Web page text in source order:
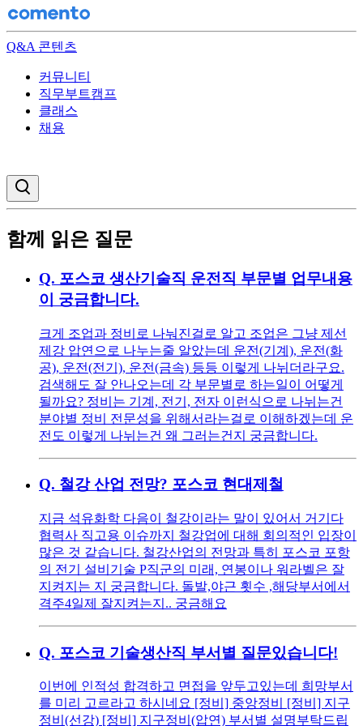
Q&A 콘텐츠
커뮤니티
직무부트캠프
클래스
채용
함께 읽은 질문
Q. 포스코 생산기술직 운전직 부문별 업무내용
이 궁금합니다.
크게 조업과 정비로 나눠진걸로 알고 조업은 그냥 제선
제강 압연으로 나누는줄 알았는데 운전(기계), 운전(화
공), 운전(전기), 운전(금속) 등등 이렇게 나뉘더라구요.
검색해도 잘 안나오는데 각 부문별로 하는일이 어떻게
될까요? 정비는 기계, 전기, 전자 이런식으로 나뉘는건
분야별 정비 전문성을 위해서라는걸로 이해하겠는데 운
전도 이렇게 나뉘는건 왜 그러는건지 궁금합니다.
Q. 철강 산업 전망? 포스코 현대제철
지금 석유화학 다음이 철강이라는 말이 있어서 거기다
협력사 직고용 이슈까지 철강업에 대해 회의적인 입장이
많은 것 같습니다. 철강산업의 전망과 특히 포스코 포항
의 전기 설비기술 P직군의 미래, 연봉이나 워라벨은 잘
지켜지는 지 궁금합니다. 돌발,야근 횟수 ,해당부서에서
격주4일제 잘지켜는지.. 궁금해요
Q. 포스코 기술생산직 부서별 질문있습니다!
이번에 인적성 합격하고 면접을 앞두고있는데 희망부서
를 미리 고르라고 하시네요 [정비] 중앙정비 [정비] 지구
정비(선강) [정비] 지구정비(압연) 부서별 설명부탁드립